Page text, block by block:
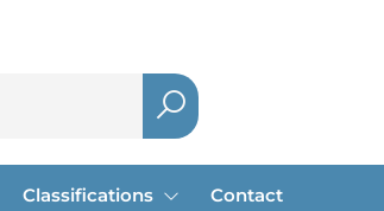
Classifications Contact